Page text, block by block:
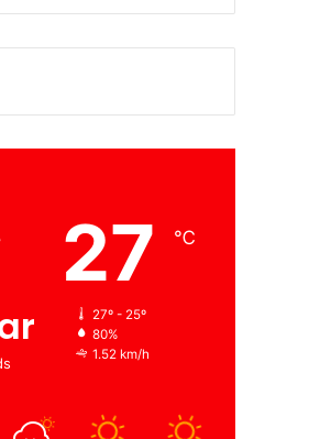
27 ℃
27º - 25º
80%
1.52 km/h